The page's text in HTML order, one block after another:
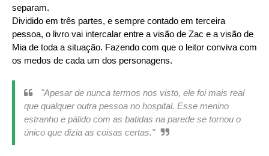
separam.
Dividido em três partes, e sempre contado em terceira
pessoa, o livro vai intercalar entre a visão de Zac e a visão de
Mia de toda a situação. Fazendo com que o leitor conviva com
os medos de cada um dos personagens.
"Apesar de nunca termos nos visto, ele foi mais real
que qualquer outra pessoa no hospital. Esse menino
estranho e pálido com as batidas na parede se tornou o
único que dizia as coisas certas."